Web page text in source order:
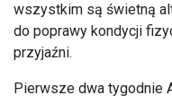
wszystkim są świetną
do poprawy kondycji
przyjaźni.
Pierwsze dwa tygodnie